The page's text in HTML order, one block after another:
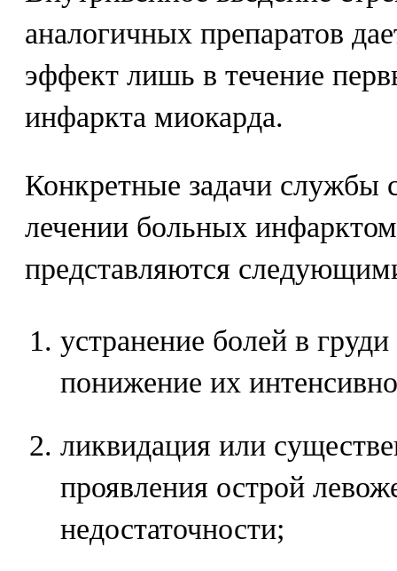
аналогичных препаратов
эффект лишь в течение
инфаркта миокарда.
Конкретные задачи службы
лечении больных
представляются
устранение болей в
понижение их
ликвидация или
проявления острой
недостаточности;